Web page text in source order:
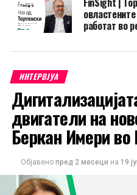
работат во
ИНТЕРВЈУА
двигатели на
Беркан Имери во
Објавено пред 2 месеци на 19